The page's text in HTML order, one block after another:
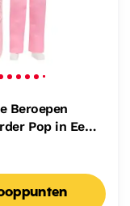
Beroepen
Pop in Een
Dat Van
Verandert